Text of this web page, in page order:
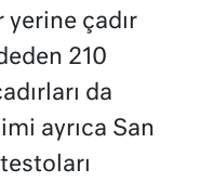
yerine çadır
210
da
ayrıca San